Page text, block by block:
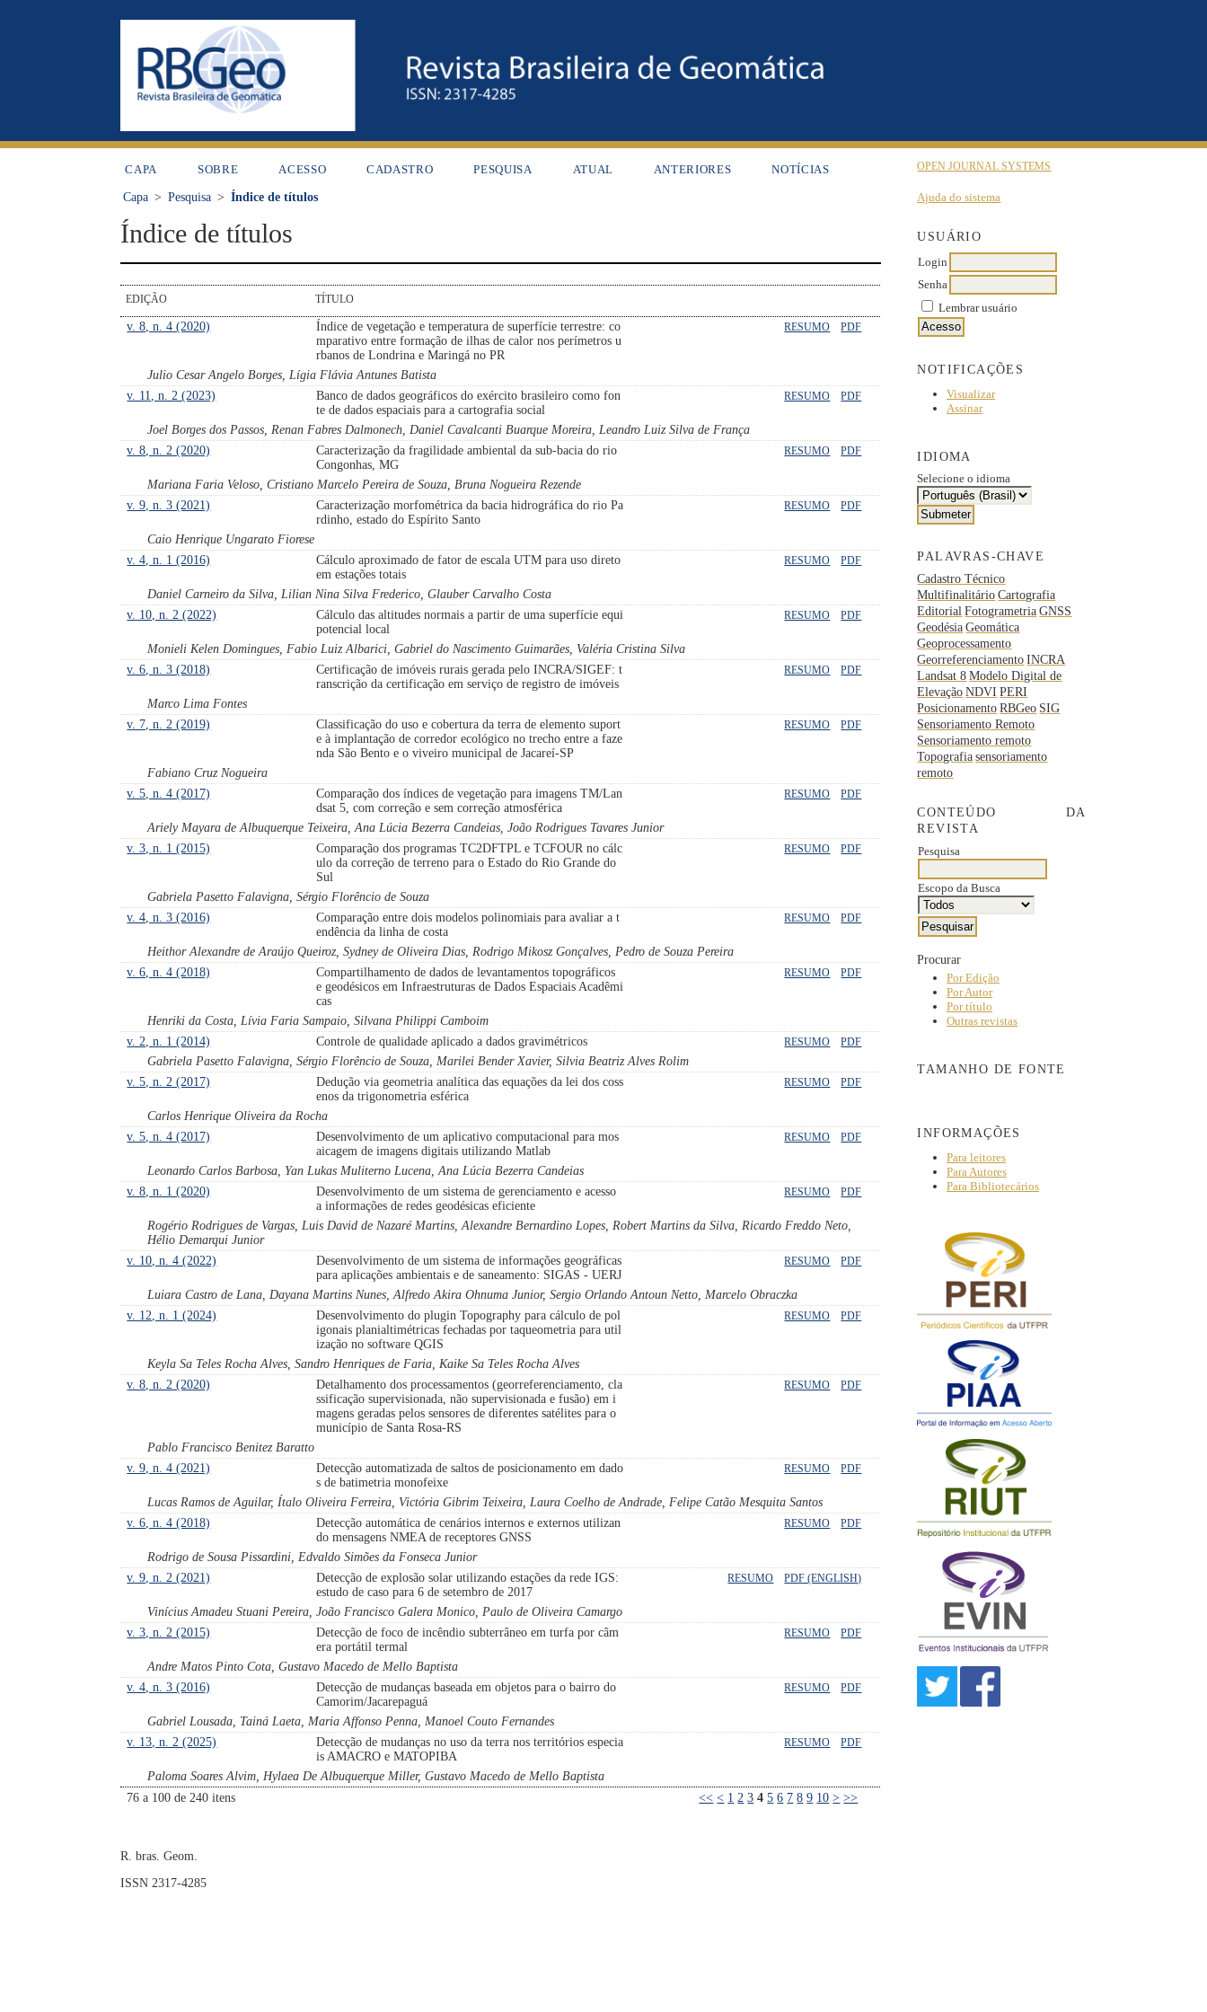
OPEN JOURNAL SYSTEMS
Ajuda do sistema
USUÁRIO
Login
Senha
Lembrar usuário
NOTIFICAÇÕES
Visualizar
Assinar
IDIOMA
Selecione o idioma
PALAVRAS-CHAVE
Cadastro Técnico
Multifinalitário Cartografia
Editorial Fotogrametria GNSS
Geodésia Geomática
Geoprocessamento
Georreferenciamento INCRA
Landsat 8 Modelo Digital de
Elevação NDVI PERI
Posicionamento RBGeo SIG
Sensoriamento Remoto
Sensoriamento remoto
Topografia sensoriamento
remoto
CONTEÚDO DA
REVISTA
Pesquisa
Escopo da Busca
Procurar
Por Edição
Por Autor
Por título
Outras revistas
TAMANHO DE FONTE
INFORMAÇÕES
Para leitores
Para Autores
Para Bibliotecários
CAPA SOBRE ACESSO CADASTRO PESQUISA ATUAL ANTERIORES NOTÍCIAS
Capa > Pesquisa > Índice de títulos
Índice de títulos
EDIÇÃO TÍTULO
v. 8, n. 4 (2020)
Índice de vegetação e temperatura de superfície terrestre: co
mparativo entre formação de ilhas de calor nos perímetros u
rbanos de Londrina e Maringá no PR
RESUMO PDF
Julio Cesar Angelo Borges, Lígia Flávia Antunes Batista
v. 11, n. 2 (2023)
Banco de dados geográficos do exército brasileiro como fon
te de dados espaciais para a cartografia social
RESUMO PDF
Joel Borges dos Passos, Renan Fabres Dalmonech, Daniel Cavalcanti Buarque Moreira, Leandro Luiz Silva de França
v. 8, n. 2 (2020)
Caracterização da fragilidade ambiental da sub-bacia do rio
Congonhas, MG
RESUMO PDF
Mariana Faria Veloso, Cristiano Marcelo Pereira de Souza, Bruna Nogueira Rezende
v. 9, n. 3 (2021)
Caracterização morfométrica da bacia hidrográfica do rio Pa
rdinho, estado do Espírito Santo
RESUMO PDF
Caio Henrique Ungarato Fiorese
v. 4, n. 1 (2016)
Cálculo aproximado de fator de escala UTM para uso direto
em estações totais
RESUMO PDF
Daniel Carneiro da Silva, Lilian Nina Silva Frederico, Glauber Carvalho Costa
v. 10, n. 2 (2022)
Cálculo das altitudes normais a partir de uma superfície equi
potencial local
RESUMO PDF
Monieli Kelen Domingues, Fabio Luiz Albarici, Gabriel do Nascimento Guimarães, Valéria Cristina Silva
v. 6, n. 3 (2018)
Certificação de imóveis rurais gerada pelo INCRA/SIGEF: t
ranscrição da certificação em serviço de registro de imóveis
RESUMO PDF
Marco Lima Fontes
v. 7, n. 2 (2019)
Classificação do uso e cobertura da terra de elemento suport
e à implantação de corredor ecológico no trecho entre a faze
nda São Bento e o viveiro municipal de Jacareí-SP
RESUMO PDF
Fabiano Cruz Nogueira
v. 5, n. 4 (2017)
Comparação dos índices de vegetação para imagens TM/Lan
dsat 5, com correção e sem correção atmosférica
RESUMO PDF
Ariely Mayara de Albuquerque Teixeira, Ana Lúcia Bezerra Candeias, João Rodrigues Tavares Junior
v. 3, n. 1 (2015)
Comparação dos programas TC2DFTPL e TCFOUR no cálc
ulo da correção de terreno para o Estado do Rio Grande do
Sul
RESUMO PDF
Gabriela Pasetto Falavigna, Sérgio Florêncio de Souza
v. 4, n. 3 (2016)
Comparação entre dois modelos polinomiais para avaliar a t
endência da linha de costa
RESUMO PDF
Heithor Alexandre de Araújo Queiroz, Sydney de Oliveira Dias, Rodrigo Mikosz Gonçalves, Pedro de Souza Pereira
v. 6, n. 4 (2018)
Compartilhamento de dados de levantamentos topográficos
e geodésicos em Infraestruturas de Dados Espaciais Acadêmi
cas
RESUMO PDF
Henriki da Costa, Lívia Faria Sampaio, Silvana Philippi Camboim
v. 2, n. 1 (2014)
Controle de qualidade aplicado a dados gravimétricos RESUMO PDF
Gabriela Pasetto Falavigna, Sérgio Florêncio de Souza, Marilei Bender Xavier, Silvia Beatriz Alves Rolim
v. 5, n. 2 (2017)
Dedução via geometria analítica das equações da lei dos coss
enos da trigonometria esférica
RESUMO PDF
Carlos Henrique Oliveira da Rocha
v. 5, n. 4 (2017)
Desenvolvimento de um aplicativo computacional para mos
aicagem de imagens digitais utilizando Matlab
RESUMO PDF
Leonardo Carlos Barbosa, Yan Lukas Muliterno Lucena, Ana Lúcia Bezerra Candeias
v. 8, n. 1 (2020)
Desenvolvimento de um sistema de gerenciamento e acesso
a informações de redes geodésicas eficiente
RESUMO PDF
Rogério Rodrigues de Vargas, Luis David de Nazaré Martins, Alexandre Bernardino Lopes, Robert Martins da Silva, Ricardo Freddo Neto,
Hélio Demarqui Junior
v. 10, n. 4 (2022)
Desenvolvimento de um sistema de informações geográficas
para aplicações ambientais e de saneamento: SIGAS - UERJ
RESUMO PDF
Luiara Castro de Lana, Dayana Martins Nunes, Alfredo Akira Ohnuma Junior, Sergio Orlando Antoun Netto, Marcelo Obraczka
v. 12, n. 1 (2024)
Desenvolvimento do plugin Topography para cálculo de pol
igonais planialtimétricas fechadas por taqueometria para util
ização no software QGIS
RESUMO PDF
Keyla Sa Teles Rocha Alves, Sandro Henriques de Faria, Kaike Sa Teles Rocha Alves
v. 8, n. 2 (2020)
Detalhamento dos processamentos (georreferenciamento, cla
ssificação supervisionada, não supervisionada e fusão) em i
magens geradas pelos sensores de diferentes satélites para o
município de Santa Rosa-RS
RESUMO PDF
Pablo Francisco Benitez Baratto
v. 9, n. 4 (2021)
Detecção automatizada de saltos de posicionamento em dado
s de batimetria monofeixe
RESUMO PDF
Lucas Ramos de Aguilar, Ítalo Oliveira Ferreira, Victória Gibrim Teixeira, Laura Coelho de Andrade, Felipe Catão Mesquita Santos
v. 6, n. 4 (2018)
Detecção automática de cenários internos e externos utilizan
do mensagens NMEA de receptores GNSS
RESUMO PDF
Rodrigo de Sousa Pissardini, Edvaldo Simões da Fonseca Junior
v. 9, n. 2 (2021)
Detecção de explosão solar utilizando estações da rede IGS:
estudo de caso para 6 de setembro de 2017
RESUMO PDF (ENGLISH)
Vinícius Amadeu Stuani Pereira, João Francisco Galera Monico, Paulo de Oliveira Camargo
v. 3, n. 2 (2015)
Detecção de foco de incêndio subterrâneo em turfa por câm
era portátil termal
RESUMO PDF
Andre Matos Pinto Cota, Gustavo Macedo de Mello Baptista
v. 4, n. 3 (2016)
Detecção de mudanças baseada em objetos para o bairro do
Camorim/Jacarepaguá
RESUMO PDF
Gabriel Lousada, Tainá Laeta, Maria Affonso Penna, Manoel Couto Fernandes
v. 13, n. 2 (2025)
Detecção de mudanças no uso da terra nos territórios especia
is AMACRO e MATOPIBA
RESUMO PDF
Paloma Soares Alvim, Hylaea De Albuquerque Miller, Gustavo Macedo de Mello Baptista
76 a 100 de 240 itens
<< < 1 2 3 4 5 6 7 8 9 10 > >>
R. bras. Geom.
ISSN 2317-4285